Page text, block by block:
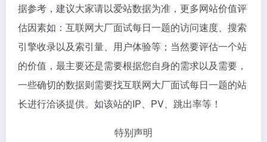
据参考，建议大家请以爱站数据为准，更多网站价值评
估因素如：互联网大厂面试每日一题的访问速度、搜索
引擎收录以及索引量、用户体验等；当然要评估一个站
的价值，最主要还是需要根据您自身的需求以及需要，
一些确切的数据则需要找互联网大厂面试每日一题的站
长进行洽谈提供。如该站的IP、PV、跳出率等！
特别声明